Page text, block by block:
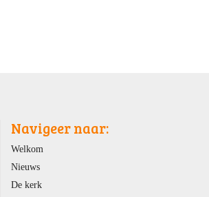
Navigeer naar:
Welkom
Nieuws
De kerk